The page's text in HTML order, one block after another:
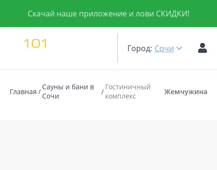
Скачай наше приложение и лови СКИДКИ!
Город: Сочи
Главная
Сауны и бани в
Сочи
Гостиничный
комплекс
Жемчужина